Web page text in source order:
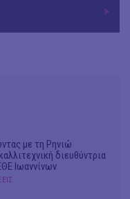
με τη Ρηνιώ
διευθύντρια
Ιωαννίνων